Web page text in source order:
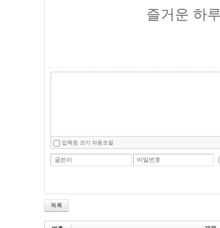
즐거운 하
입력창 크기 자동조절
글쓴이 비밀번호
목록